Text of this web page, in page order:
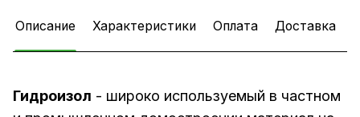
Описание Характеристики Оплата Доставка
Гидроизол - широко используемый в частном